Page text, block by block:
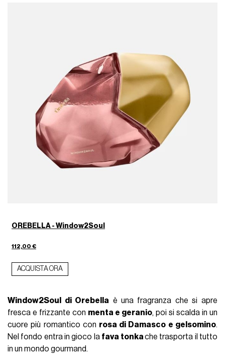
OREBELLA - Window2Soul
112,00 €
ACQUISTA ORA
Window2Soul di Orebella è una fragranza che si apre
fresca e frizzante con menta e geranio, poi si scalda in un
cuore più romantico con rosa di Damasco e gelsomino.
Nel fondo entra in gioco la fava tonkache trasporta il tutto
in un mondo gourmand.